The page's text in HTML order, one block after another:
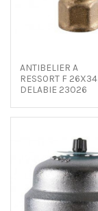
ANTIBELIER A
RESSORT F 26X34
DELABIE 23026